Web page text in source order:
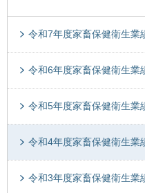
令和7年度家畜保健衛生業
令和6年度家畜保健衛生業
令和5年度家畜保健衛生業
令和4年度家畜保健衛生業
令和3年度家畜保健衛生業